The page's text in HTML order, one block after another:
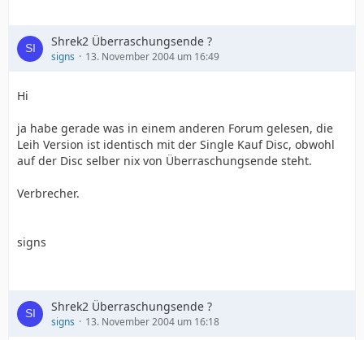
Shrek2 Überraschungsende ?
signs 13. November 2004 um 16:49
Hi
ja habe gerade was in einem anderen Forum gelesen, die
Leih Version ist identisch mit der Single Kauf Disc, obwohl
auf der Disc selber nix von Überraschungsende steht.
Verbrecher.
signs
Shrek2 Überraschungsende ?
signs 13. November 2004 um 16:18